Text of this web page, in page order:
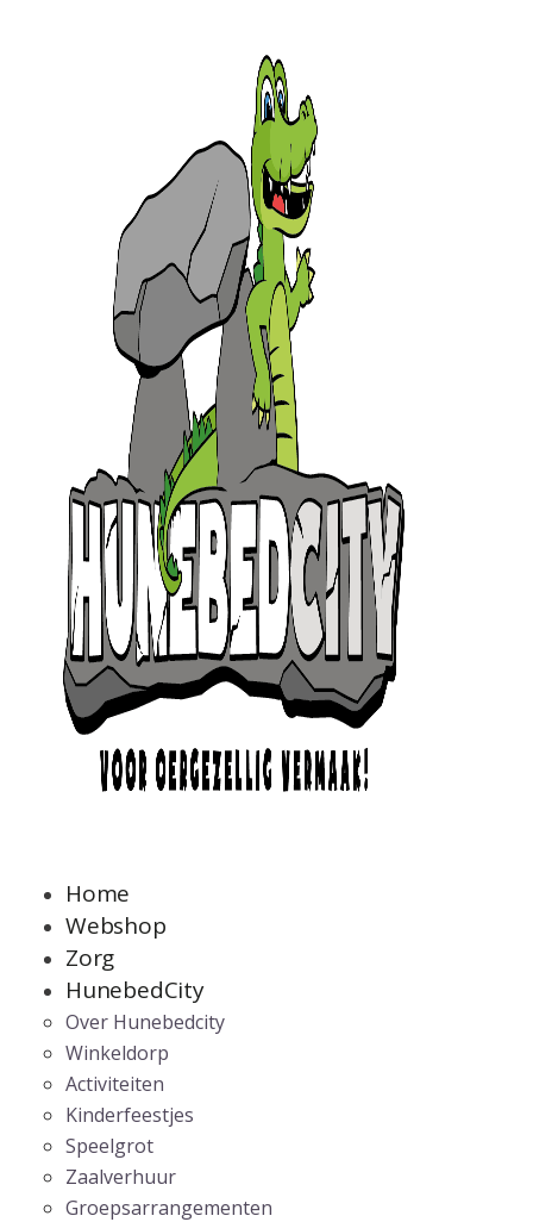
Home
Webshop
Zorg
HunebedCity
Over Hunebedcity
Winkeldorp
Activiteiten
Kinderfeestjes
Speelgrot
Zaalverhuur
Groepsarrangementen